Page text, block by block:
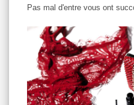
Pas mal d'entre vous ont